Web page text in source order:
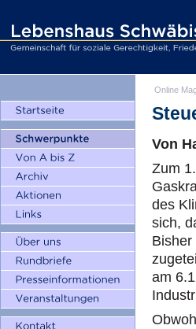
Online
Von
Zum
des
sich,
Bisher
am